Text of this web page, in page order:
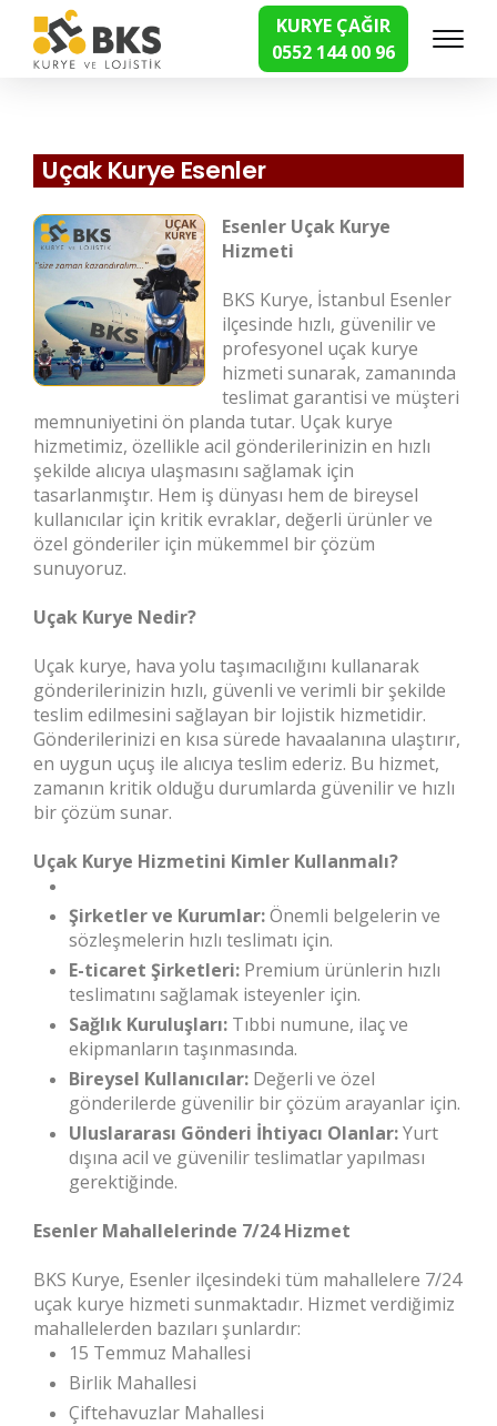
KURYE ÇAĞIR
0552 144 00 96
Hızlı Kurye Hizmetleri
Uçak Kurye Esenler
Esenler Uçak Kurye
Hizmeti
BKS Kurye, İstanbul Esenler
ilçesinde hızlı, güvenilir ve
profesyonel uçak kurye
hizmeti sunarak, zamanında
teslimat garantisi ve müşteri
memnuniyetini ön planda tutar. Uçak kurye
hizmetimiz, özellikle acil gönderilerinizin en hızlı
şekilde alıcıya ulaşmasını sağlamak için
tasarlanmıştır. Hem iş dünyası hem de bireysel
kullanıcılar için kritik evraklar, değerli ürünler ve
özel gönderiler için mükemmel bir çözüm
sunuyoruz.
Uçak Kurye Nedir?
Uçak kurye, hava yolu taşımacılığını kullanarak
gönderilerinizin hızlı, güvenli ve verimli bir şekilde
teslim edilmesini sağlayan bir lojistik hizmetidir.
Gönderilerinizi en kısa sürede havaalanına ulaştırır,
en uygun uçuş ile alıcıya teslim ederiz. Bu hizmet,
zamanın kritik olduğu durumlarda güvenilir ve hızlı
bir çözüm sunar.
Uçak Kurye Hizmetini Kimler Kullanmalı?
Şirketler ve Kurumlar:Önemli belgelerin ve
sözleşmelerin hızlı teslimatı için.
E-ticaret Şirketleri: Premium ürünlerin hızlı
teslimatını sağlamak isteyenler için.
Sağlık Kuruluşları: Tıbbi numune, ilaç ve
ekipmanların taşınmasında.
Bireysel Kullanıcılar: Değerli ve özel
gönderilerde güvenilir bir çözüm arayanlar için.
Uluslararası Gönderi İhtiyacı Olanlar:Yurt
dışına acil ve güvenilir teslimatlar yapılması
gerektiğinde.
Esenler Mahallelerinde 7/24 Hizmet
BKS Kurye, Esenler ilçesindeki tüm mahallelere 7/24
uçak kurye hizmeti sunmaktadır. Hizmet verdiğimiz
mahallelerden bazıları şunlardır:
15 Temmuz Mahallesi
Birlik Mahallesi
Çiftehavuzlar Mahallesi